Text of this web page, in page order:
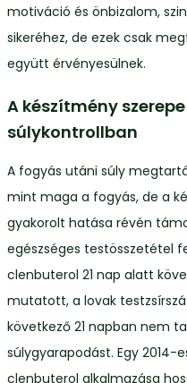
motiváció és önbizalom,
sikeréhez, de ezek csak
együtt érvényesülnek.
A készítmény
súlykontrollban
A fogyás utáni súly
mint maga a fogyás, de a
gyakorolt hatása révén
egészséges testösszetétel
clenbuterol 21 nap alatt
mutatott, a lovak
következő 21 napban nem
súlygyarapodást. Egy 2014-
clenbuterol alkalmazása